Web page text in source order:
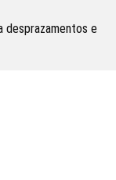
desprazamentos e